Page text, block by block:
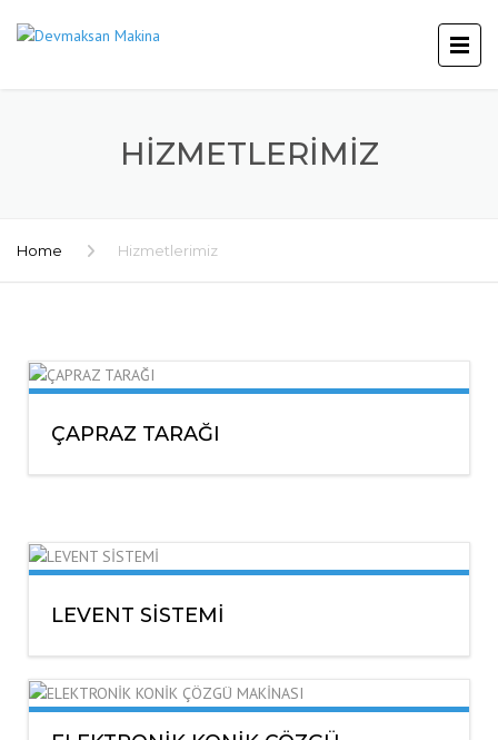
HIZMETLERIMIZ
Home Hizmetlerimiz
ÇAPRAZ TARAĞI
LEVENT SİSTEMİ